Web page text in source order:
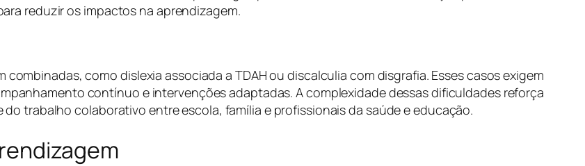
reduzir os impactos na aprendizagem.
como dislexia associada a TDAH ou discalculia com disgrafia. Esses casos exigem
contínuo e intervenções adaptadas. A complexidade dessas dificuldades reforça
trabalho colaborativo entre escola, família e profissionais da saúde e educação.